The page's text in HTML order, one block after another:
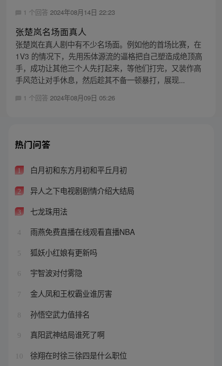
1 个回答 2024年08月14日 22:23
张楚岚名场面真人
张楚岚在真人剧中有不少名场面。例如他的首场比赛，在
1V3 的情况下，先用炁体源流的逼格把自己塑造成绝顶高
手，成功让其他三个人先打起来，等他们打完，又装作高
手风范让对手休息，然后趁其不备一顿暴打，展现...
1 个回答 2024年08月09日 05:26
热门问答
1 白月初和东方月初和平丘月初
2 异人之下电视剧剧情介绍大结局
3 七龙珠用法
4 雨燕免费直播在线观看直播NBA
5 狐妖小红娘有更新吗
6 宇智波对付雾隐
7 金人凤和王权霸业谁厉害
8 孙悟空武力值排名
9 真阳武神结局谁死了啊
10 徐翔在时徐三徐四是什么职位